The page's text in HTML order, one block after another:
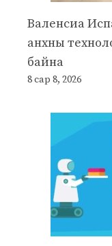
Валенсиа
анхны
байна
8 сар 8, 2026